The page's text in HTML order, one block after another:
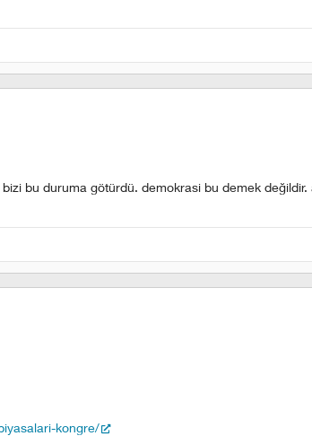
bu duruma götürdü. demokrasi bu demek değildir.
kongre/